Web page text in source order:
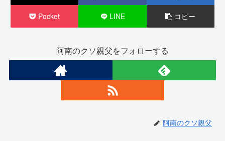
Pocket LINE コピー
阿南のクソ親父をフォローする
阿南のクソ親父